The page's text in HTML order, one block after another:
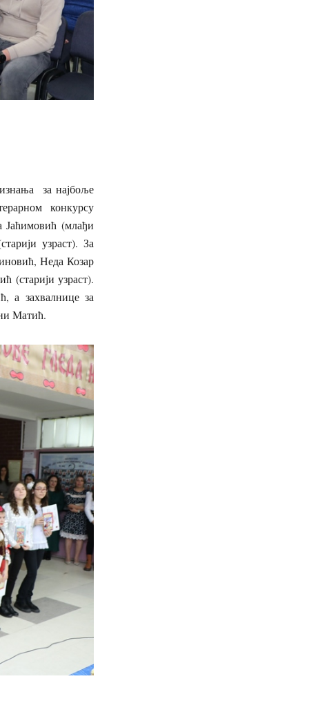
за најбоље
конкурсу
(млађи
узраст). За
Неда Козар
узраст).
а захвалнице за
Матић.